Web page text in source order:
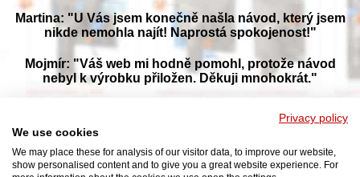
Martina: "U Vás jsem konečně našla návod, který jsem
nikde nemohla najít! Naprostá spokojenost!"
Mojmír: "Váš web mi hodně pomohl, protože návod
nebyl k výrobku přiložen. Děkuji mnohokrát."
Privacy policy
We use cookies
We may place these for analysis of our visitor data, to improve our website,
show personalised content and to give you a great website experience. For